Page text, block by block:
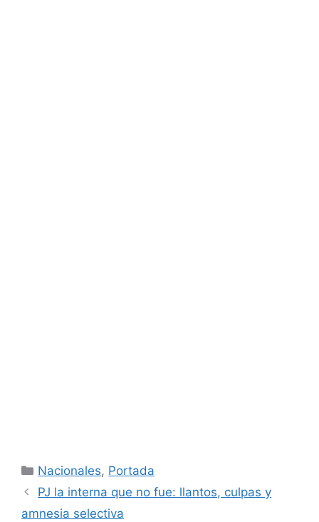
Categorías
Nacionales, Portada
PJ la interna que no fue: llantos, culpas y
amnesia selectiva